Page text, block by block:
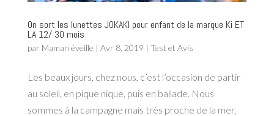
On sort les lunettes JOKAKI pour enfant de la marque Ki ET
LA 12/ 30 mois
par Maman éveille | Avr 8, 2019 | Test et Avis
Les beaux jours, chez nous, c’est l’occasion de partir
au soleil, en pique nique, puis en ballade. Nous
sommes à la campagne mais très proche de la mer,